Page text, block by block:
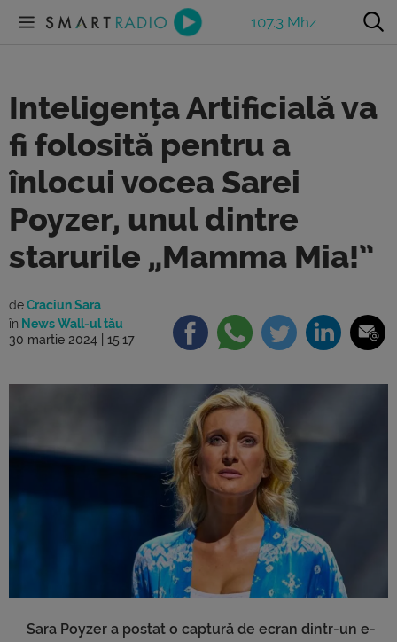
107.3 Mhz
Inteligența Artificială va
fi folosită pentru a
înlocui vocea Sarei
Poyzer, unul dintre
starurile „Mamma Mia!”
deCraciun Sara
în News Wall-ul tău
30 martie 2024 | 15:17
Sara Poyzer a postat o captură de ecran dintr-un e-